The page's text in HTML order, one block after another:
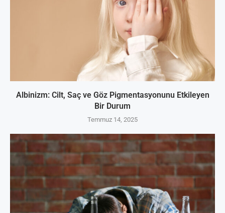
Albinizm: Cilt, Saç ve Göz Pigmentasyonunu Etkileyen
Bir Durum
Temmuz 14, 2025